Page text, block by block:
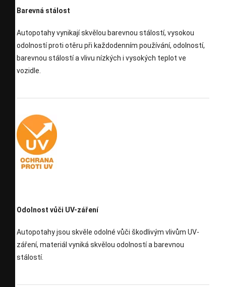
Barevná stálost
Autopotahy vynikají skvělou barevnou stálostí, vysokou
odolností proti otěru při každodenním používání, odolností,
barevnou stálostí a vlivu nízkých i vysokých teplot ve
vozidle.
Odolnost vůči UV-záření
Autopotahy jsou skvěle odolné vůči škodlivým vlivům UV-
záření, materiál vyniká skvělou odolností a barevnou
stálostí.